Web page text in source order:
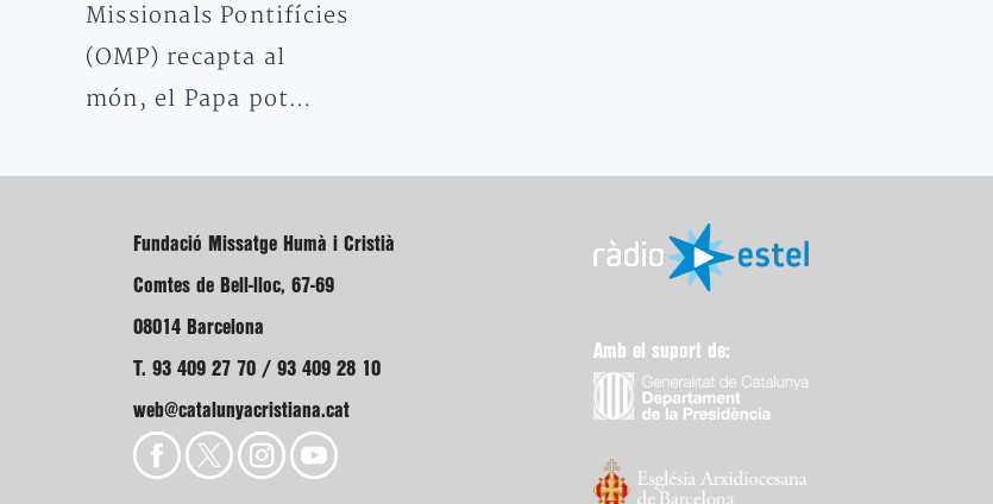
Missionals Pontifícies
(OMP) recapta al
món, el Papa pot…
Fundació Missatge Humà i Cristià
Comtes de Bell-lloc, 67-69
08014 Barcelona
T. 93 409 27 70 / 93 409 28 10
web@catalunyacristiana.cat
Amb el suport de: